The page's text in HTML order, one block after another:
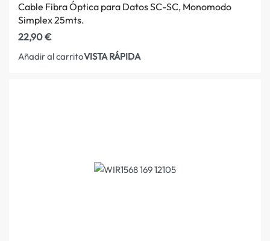
Cable Fibra Óptica para Datos SC-SC, Monomodo
Simplex 25mts.
22,90€
Añadir al carritoVISTA RÁPIDA